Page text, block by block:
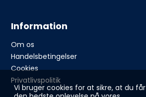
Vi bruger cookies for at sikre, at du får
Information
Om os
Handelsbetingelser
Cookies
Privatlivspolitik